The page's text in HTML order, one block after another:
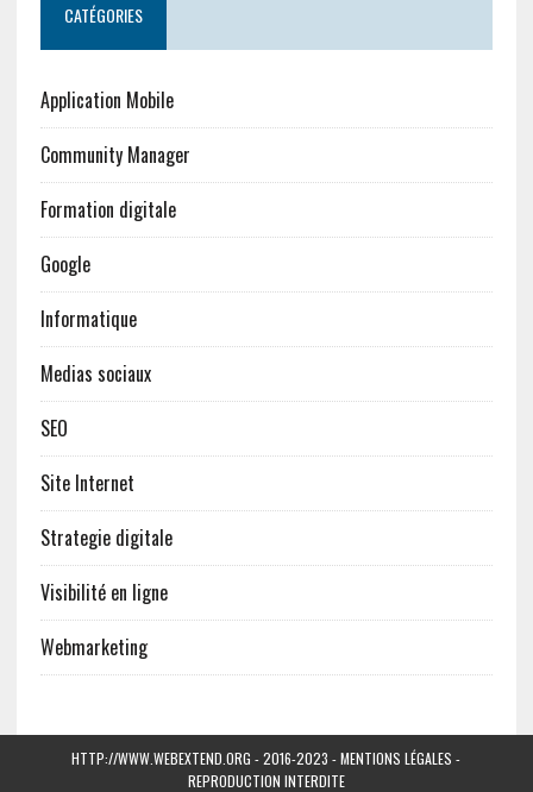
CATÉGORIES
Application Mobile
Community Manager
Formation digitale
Google
Informatique
Medias sociaux
SEO
Site Internet
Strategie digitale
Visibilité en ligne
Webmarketing
HTTP://WWW.WEBEXTEND.ORG - 2016-2023 - MENTIONS LÉGALES -
REPRODUCTION INTERDITE